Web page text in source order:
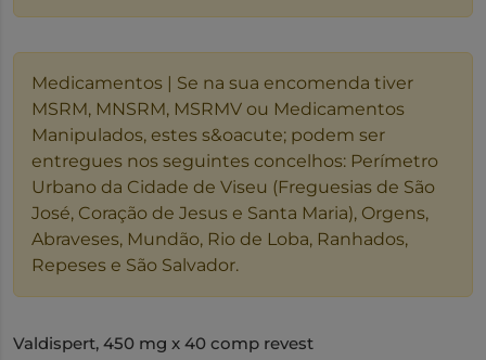
Medicamentos | Se na sua encomenda tiver
MSRM, MNSRM, MSRMV ou Medicamentos
Manipulados, estes s&oacute; podem ser
entregues nos seguintes concelhos: Perímetro
Urbano da Cidade de Viseu (Freguesias de São
José, Coração de Jesus e Santa Maria), Orgens,
Abraveses, Mundão, Rio de Loba, Ranhados,
Repeses e São Salvador.
Valdispert, 450 mg x 40 comp revest